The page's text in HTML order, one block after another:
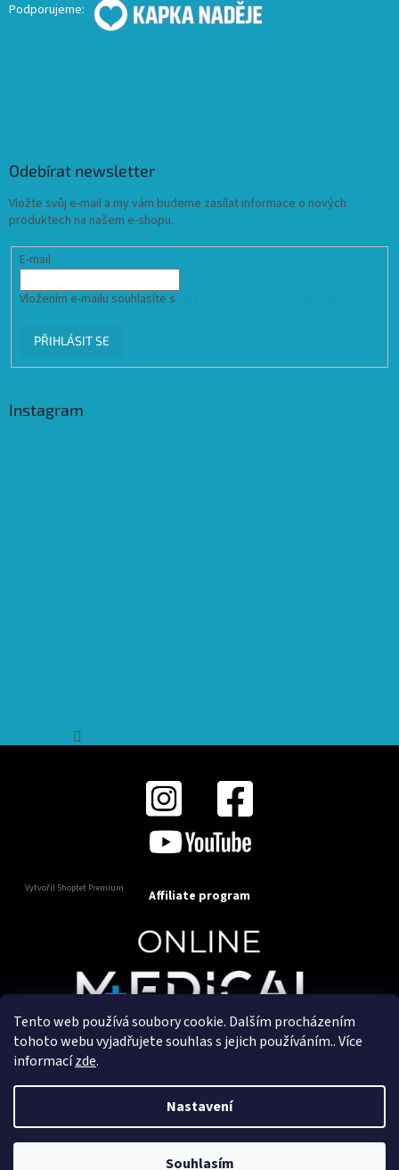
Tento web používá soubory cookie. Dalším procházením
tohoto webu vyjadřujete souhlas s jejich používáním.. Více
informacízde.
Nastavení
Souhlasím
Podporujeme:
Odebírat newsletter
Vložte svůj e-mail a my vám budeme zasílat informace o nových
produktech na našem e-shopu.
E-mail
Vložením e-mailu souhlasíte s
PŘIHLÁSIT SE
Instagram
Vytvořil Shoptet Premium Affiliate program
Copyright 2025OnlineMedical.cz. Všechna práva
Vytvořil a marketingově zajišťuje